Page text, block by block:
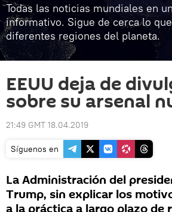
Todas las noticias mundiales en
informativo. Sigue de cerca lo
diferentes regiones del planeta.
EEUU deja de
sobre su arsenal
21:49 GMT 18.04.2019
Síguenos en
La Administración del
Trump, sin explicar los